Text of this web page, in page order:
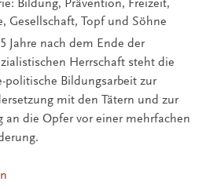
Bildung, Prävention, Freizeit,
Gesellschaft, Topf und Söhne
Jahre nach dem Ende der
Herrschaft steht die
politische Bildungsarbeit zur
mit den Tätern und zur
an die Opfer vor einer mehrfachen